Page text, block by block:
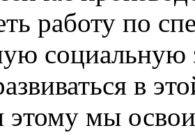
работу по
социальную
в
этому мы